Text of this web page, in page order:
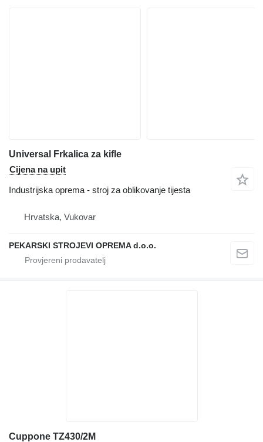
Universal Frkalica za kifle
Cijena na upit
Industrijska oprema - stroj za oblikovanje tijesta
Hrvatska, Vukovar
PEKARSKI STROJEVI OPREMA d.o.o.
Cuppone TZ430/2M